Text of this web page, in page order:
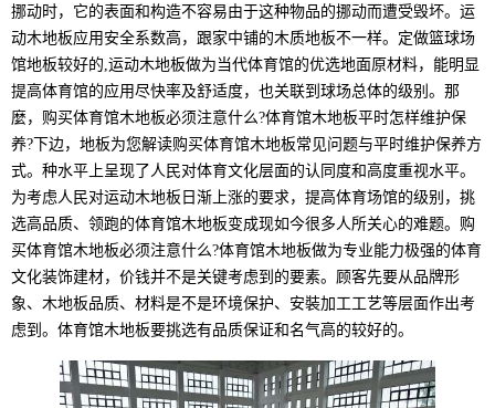
挪动时，它的表面和构造不容易由于这种物品的挪动而遭受毁坏。运
动木地板应用安全系数高，跟家中铺的木质地板不一样。定做篮球场
馆地板较好的,运动木地板做为当代体育馆的优选地面原材料，能明显
提高体育馆的应用尽快率及舒适度，也关联到球场总体的级别。那
麼，购买体育馆木地板必须注意什么?体育馆木地板平时怎样维护保
养?下边，地板为您解读购买体育馆木地板常见问题与平时维护保养方
式。种水平上呈现了人民对体育文化层面的认同度和高度重视水平。
为考虑人民对运动木地板日渐上涨的要求，提高体育场馆的级别，挑
选高品质、领跑的体育馆木地板变成现如今很多人所关心的难题。购
买体育馆木地板必须注意什么?体育馆木地板做为专业能力极强的体育
文化装饰建材，价钱并不是关键考虑到的要素。顾客先要从品牌形
象、木地板品质、材料是不是环境保护、安裝加工工艺等层面作出考
虑到。体育馆木地板要挑选有品质保证和名气高的较好的。